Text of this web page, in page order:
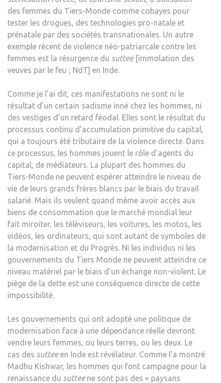
des femmes du Tiers-Monde comme cobayes pour
tester les drogues, des technologies pro-natale et
prénatale par des sociétés transnationales. Un autre
exemple récent de violence néo-patriarcale contre les
femmes est la résurgence du suttee[immolation des
veuves par le feu ; NdT] en Inde.
Comme je l’ai dit, ces manifestations ne sont ni le
résultat d’un certain sadisme inné chez les hommes, ni
des vestiges d’un retard féodal. Elles sont le résultat du
processus continu d’accumulation primitive du capital,
qui a toujours été tributaire de la violence directe. Dans
ce processus, les hommes jouent le rôle d’agents du
capital, de médiateurs. La plupart des hommes du
Tiers-Monde ne peuvent espérer atteindre le niveau de
vie de leurs grands frères blancs par le biais du travail
salarié. Mais ils veulent quand même avoir accès aux
biens de consommation que le marché mondial leur
fait miroiter, les téléviseurs, les voitures, les motos, les
vidéos, les ordinateurs, qui sont autant de symboles de
la modernisation et du Progrès. Ni les individus ni les
gouvernements du Tiers Monde ne peuvent atteindre ce
niveau matériel par le biais d’un échange non-violent. Le
piège de la dette est une conséquence directe de cette
impossibilité.
Les gouvernements qui ont adopté une politique de
modernisation face à une dépendance réelle devront
vendre leurs femmes, ou leurs terres, ou les deux. Le
cas des sutteeen Inde est révélateur. Comme l’a montré
Madhu Kishwar, les hommes qui font campagne pour la
renaissance du sutteene sont pas des « paysans